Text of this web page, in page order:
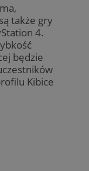
także gry
4.
będzie
Kibice